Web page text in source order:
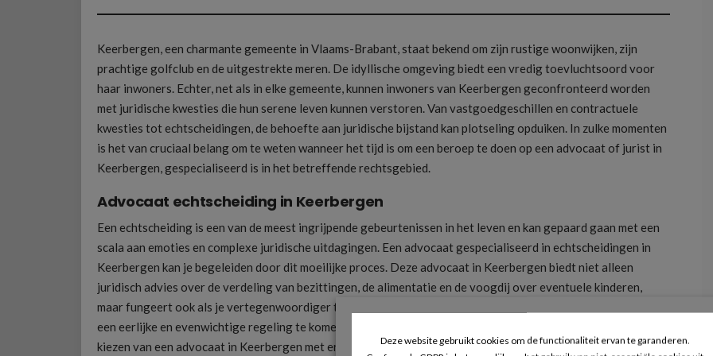
Keerbergen, een charmante gemeente in Vlaams-Brabant, staat bekend om zijn rustige woonwijken, zijn
prachtige golfclub en de uitgestrekte meren. De idyllische omgeving biedt een vredig toevluchtsoord voor
haar inwoners. Echter, net als in elke gemeente, kunnen inwoners van Keerbergen geconfronteerd worden
met juridische kwesties die hun serene leven kunnen verstoren. Van vastgoedgeschillen en contractuele
kwesties tot echtscheidingen, de behoefte aan juridische bijstand kan plotseling opduiken. In zulke momenten
is het van cruciaal belang om te weten wanneer het tijd is om een beroep te doen op een advocaat of jurist in
Keerbergen, gespecialiseerd is in het betreffende rechtsgebied.
Advocaat echtscheiding in Keerbergen
Een echtscheiding is een van de meest ingrijpende gebeurtenissen in het leven en kan gepaard gaan met een
scala aan emoties en complexe juridische uitdagingen. Een advocaat gespecialiseerd in echtscheidingen in
Keerbergen kan je begeleiden door dit moeilijke proces. Deze advocaat in Keerbergen biedt niet alleen
juridisch advies over de verdeling van bezittingen, de alimentatie en de voogdij over eventuele kinderen,
maar fungeert ook als je vertegenwoordiger tijdens onderhandelingen en in de rechtszaal. Het doel is om tot
een eerlijke en evenwichtige regeling te komen die de belangen van alle betrokken partijen behartigt. Het
kiezen van een advocaat in Keerbergen met ervaring in familierecht en echtscheidingszaken zorgt ervoor dat
Deze website gebruikt cookies om de functionaliteit ervan te garanderen.